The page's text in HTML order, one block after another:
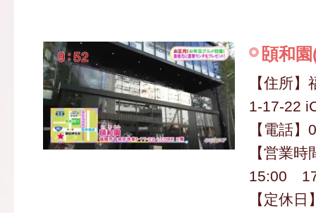
頣和
【住所
1-17-22
【電話
【営業
15:00
【定休